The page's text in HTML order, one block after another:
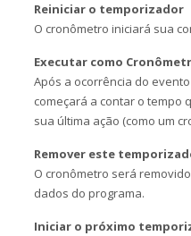
Reiniciar o temporizador
O cronômetro iniciará sua
Executar como
Após a ocorrência do
começará a contar o tempo
sua última ação (como um
Remover este
O cronômetro será
dados do programa.
Iniciar o próximo